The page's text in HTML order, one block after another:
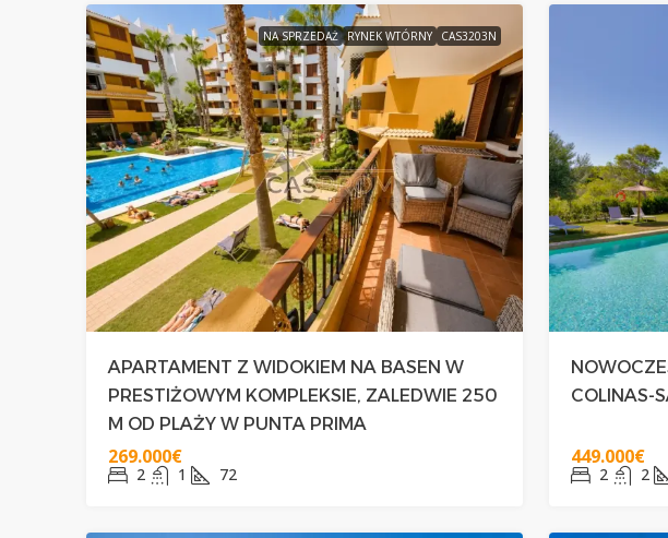
NA SPRZEDAŻ RYNEK WTÓRNY CAS3203N
APARTAMENT Z WIDOKIEM NA BASEN W
PRESTIŻOWYM KOMPLEKSIE, ZALEDWIE 250
M OD PLAŻY W PUNTA PRIMA
269.000€
2 1 72
COLINAS-
449.000€
2 2